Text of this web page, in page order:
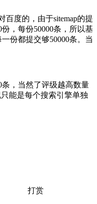
度的，由于sitemap的提
，每份50000条，所以基
份都提交够50000条。当
条，当然了评级越高数量
能是每个搜索引擎单独
打赏